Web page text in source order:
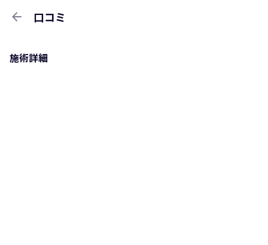
arrow_back 口コミ
施術詳細